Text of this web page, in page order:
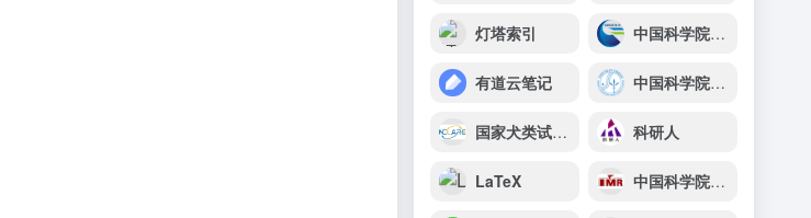
灯塔索引 中国科学院广州地球化学研究所
有道云笔记 中国科学院水生生物研究所
国家犬类试验动物资源库 科研人
LaTeX 中国科学院金属研究所